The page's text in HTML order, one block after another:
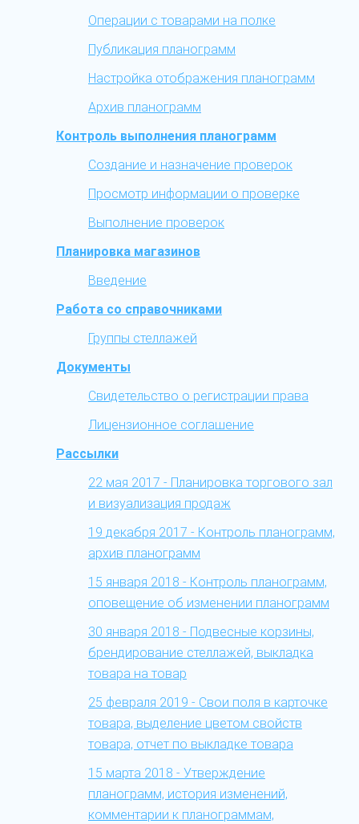
Операции с товарами на полке
Публикация планограмм
Настройка отображения планограмм
Архив планограмм
Контроль выполнения планограмм
Создание и назначение проверок
Просмотр информации о проверке
Выполнение проверок
Планировка магазинов
Введение
Работа со справочниками
Группы стеллажей
Документы
Свидетельство о регистрации права
Лицензионное соглашение
Рассылки
22 мая 2017 - Планировка торгового зал
и визуализация продаж
19 декабря 2017 - Контроль планограмм,
архив планограмм
15 января 2018 - Контроль планограмм,
оповещение об изменении планограмм
30 января 2018 - Подвесные корзины,
брендирование стеллажей, выкладка
товара на товар
25 февраля 2019 - Свои поля в карточке
товара, выделение цветом свойств
товара, отчет по выкладке товара
15 марта 2018 - Утверждение
планограмм, история изменений,
комментарии к планограммам,